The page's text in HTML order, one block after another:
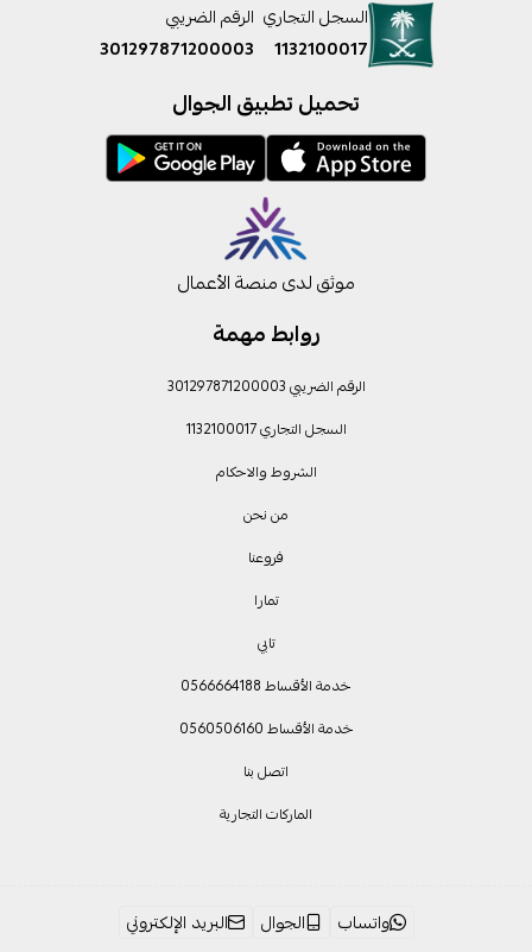
روابط مهمة
الرقم الضريبي 301297871200003
السجل التجاري 1132100017
الشروط والاحكام
من نحن
فروعنا
تمارا
تابي
خدمة الأقساط 0566664188
خدمة الأقساط 0560506160
اتصل بنا
الماركات التجارية
السجل التجاري
1132100017
الرقم الضريبي
301297871200003
تحميل تطبيق الجوال
موثق لدى منصة الأعمال
واتساب الجوال البريد الإلكتروني